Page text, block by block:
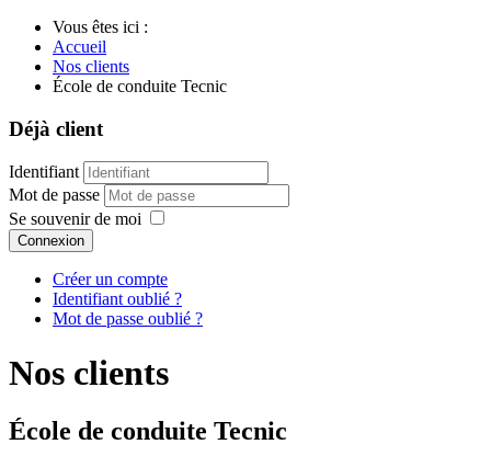
Vous êtes ici :
Accueil
Nos clients
École de conduite Tecnic
Déjà client
Identifiant
Mot de passe
Se souvenir de moi
Connexion
Créer un compte
Identifiant oublié ?
Mot de passe oublié ?
Nos clients
École de conduite Tecnic